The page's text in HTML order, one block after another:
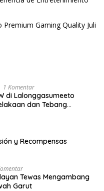
Premium Gaming Quality Juli
1 Komentar
di Lalonggasumeeto
dan Tebang
y Recompensas
Tewas Mengambang
Garut